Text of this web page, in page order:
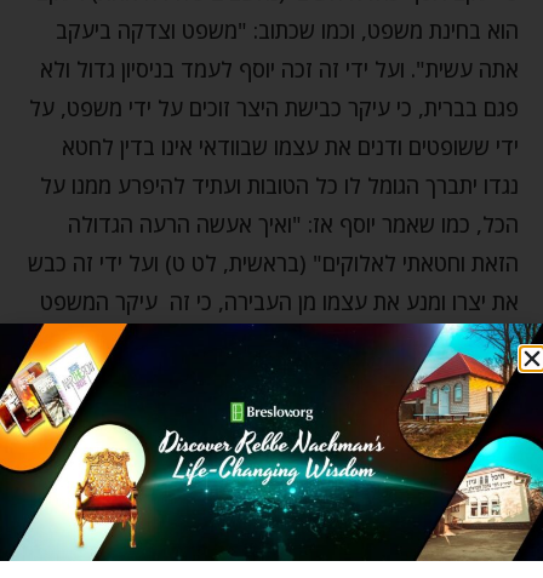
הוא בחינת משפט, וכמו שכתוב: "משפט וצדקה ביעקב
אתה עשית". ועל ידי זה זכה יוסף לעמד בניסיון גדול ולא
פגם בברית, כי עיקר כבישת היצר זוכים על ידי משפט, על
ידי ששופטים ודנים את עצמו שבוודאי אינו בדין לחטא
נגדו יתברך הגומל לו כל הטובות ועתיד להיפרע ממנו על
הכל, כמו שאמר יוסף אז: "ואיך אעשה הרעה הגדולה
הזאת וחטאתי לאלוקים" (בראשית, לט ט) ועל ידי זה כבש
את יצרו ומנע את עצמו מן העבירה, כי זה עיקר המשפט
שהאדם צריך לשפוט את עצמו, דהיינו שישפוט את עצמו
תמיד איך ראוי לו להתנהג בכל יום ויום, ובפרט כשבא לידי
איזה ניסיון ומשקל שהיצר מסיתו לאיזה תאווה או מידה
רעה, שאז עיקר המשפט – שצריך לשפוט את עצמו אם
כך ראוי לו לעשות. ועיקר הניסיון והמשקל הוא בתאוות
ניאוף, שהוא רע הכולל, ושם עיקר המשפט שצריך האדם